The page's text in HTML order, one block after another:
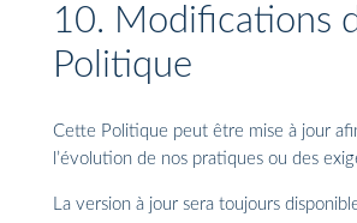
10. Modifications
Politique
Cette Politique peut être mise à jour
l’évolution de nos pratiques ou des
La version à jour sera toujours